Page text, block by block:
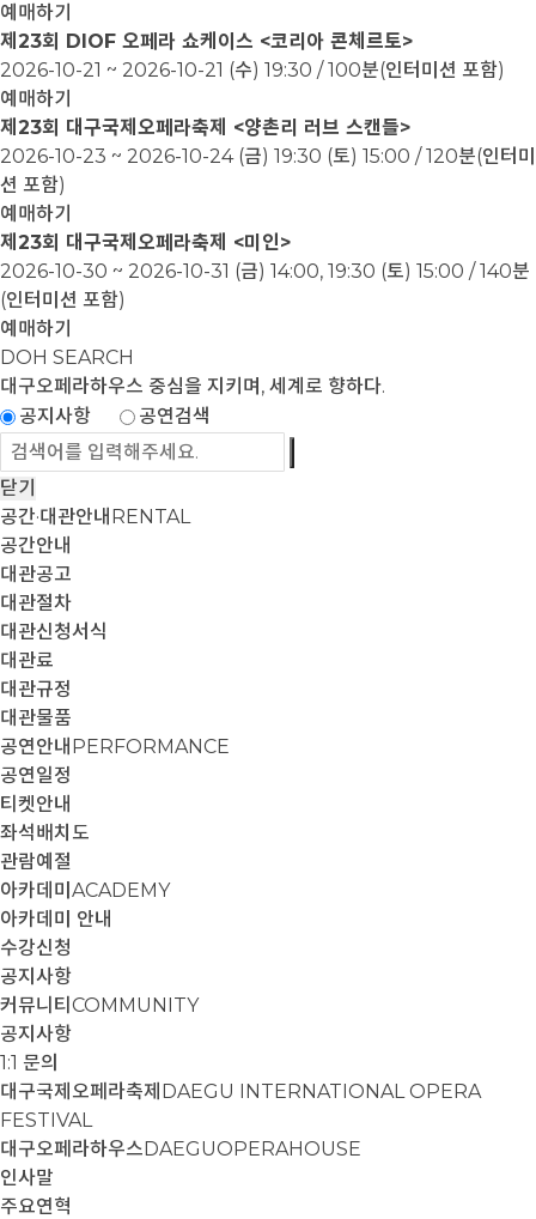
예매하기
제23회 DIOF 오페라 쇼케이스 <코리아 콘체르토>
2026-10-21 ~ 2026-10-21 (수) 19:30 / 100분(인터미션 포함)
예매하기
제23회 대구국제오페라축제 <양촌리 러브 스캔들>
2026-10-23 ~ 2026-10-24 (금) 19:30 (토) 15:00 / 120분(인터미
션 포함)
예매하기
제23회 대구국제오페라축제 <미인>
2026-10-30 ~ 2026-10-31 (금) 14:00, 19:30 (토) 15:00 / 140분
(인터미션 포함)
예매하기
DOH SEARCH
대구오페라하우스 중심을 지키며, 세계로 향하다.
공지사항
공연검색
닫기
공간·대관안내 RENTAL
공간안내
대관공고
대관절차
대관신청서식
대관료
대관규정
대관물품
공연안내 PERFORMANCE
공연일정
티켓안내
좌석배치도
관람예절
아카데미 ACADEMY
아카데미 안내
수강신청
공지사항
커뮤니티 COMMUNITY
공지사항
1:1 문의
대구국제오페라축제 DAEGU INTERNATIONAL OPERA
FESTIVAL
대구오페라하우스DAEGUOPERAHOUSE
인사말
주요연혁